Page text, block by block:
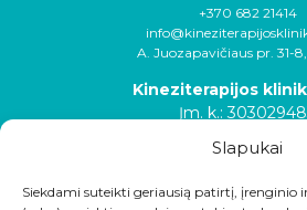
Slapukai
Siekdami suteikti geriausią patirtį, įrenginio
+370 682 21414
A. Juozapavičiaus pr. 31-
Kineziterapijos
Įm. k.: